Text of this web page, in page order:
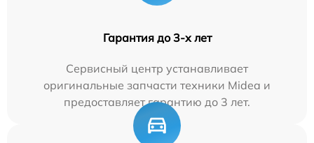
Гарантия до 3-х лет
Сервисный центр устанавливает
оригинальные запчасти техники Midea и
предоставляет гарантию до 3 лет.